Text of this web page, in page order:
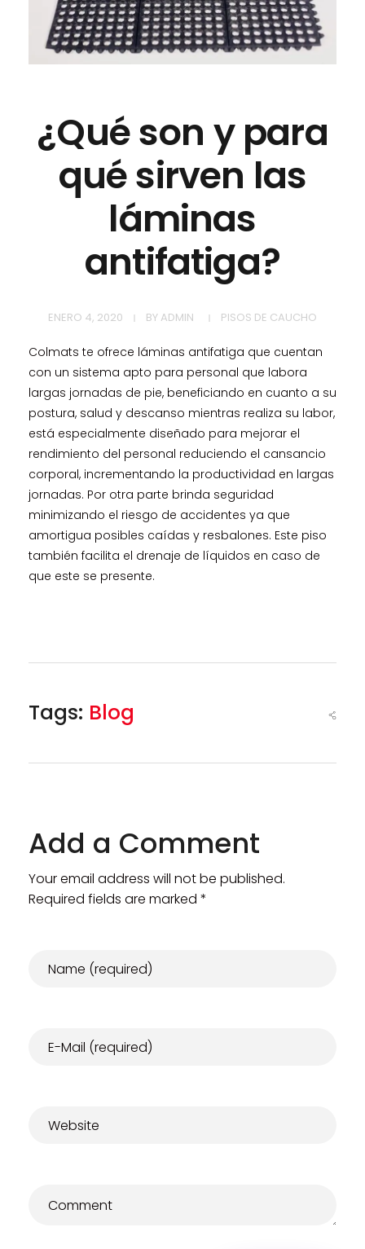
¿Qué son y para
qué sirven las
láminas
antifatiga?
ENERO 4, 2020 BY ADMIN PISOS DE CAUCHO
Colmats te ofrece láminas antifatiga que cuentan
con un sistema apto para personal que labora
largas jornadas de pie, beneficiando en cuanto a su
postura, salud y descanso mientras realiza su labor,
está especialmente diseñado para mejorar el
rendimiento del personal reduciendo el cansancio
corporal, incrementando la productividad en largas
jornadas. Por otra parte brinda seguridad
minimizando el riesgo de accidentes ya que
amortigua posibles caídas y resbalones. Este piso
también facilita el drenaje de líquidos en caso de
que este se presente.
Tags: Blog
Add a Comment
Your email address will not be published.
Required fields are marked *